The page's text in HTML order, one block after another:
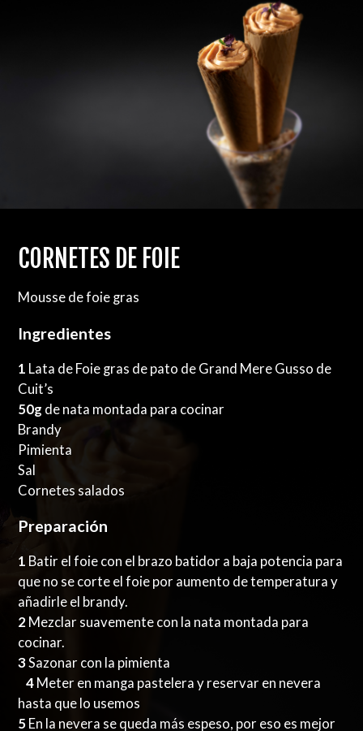
CORNETES DE FOIE
Mousse de foie gras
Ingredientes
1 Lata de Foie gras de pato de Grand Mere Gusso de
Cuit’s
50g de nata montada para cocinar
Brandy
Pimienta
Sal
Cornetes salados
Preparación
1 Batir el foie con el brazo batidor a baja potencia para
que no se corte el foie por aumento de temperatura y
añadirle el brandy.
2 Mezclar suavemente con la nata montada para
cocinar.
3 Sazonar con la pimienta
4 Meter en manga pastelera y reservar en nevera
hasta que lo usemos
5 En la nevera se queda más espeso, por eso es mejor